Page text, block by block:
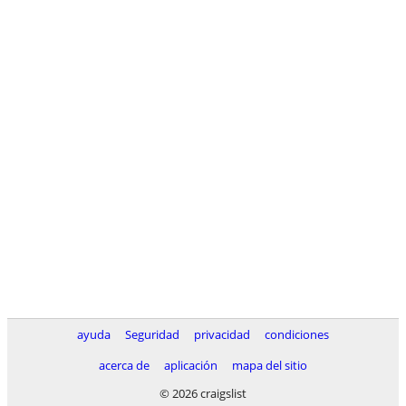
ayuda Seguridad privacidad
condiciones
acerca de
aplicación
mapa del sitio
© 2026 craigslist